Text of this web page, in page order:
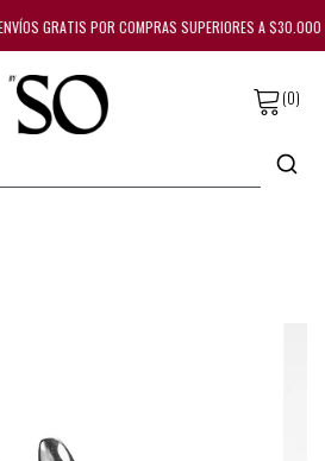
POR COMPRAS
(0)